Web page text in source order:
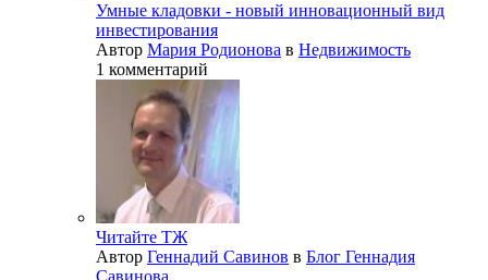
Умные кладовки - новый инновационный вид
инвестирования
Автор Мария Родионова в Недвижимость
1 комментарий
Читайте ТЖ
Автор Геннадий Савинов в Блог Геннадия